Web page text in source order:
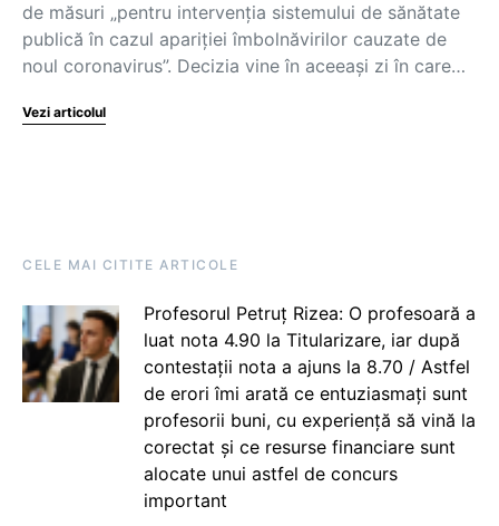
de măsuri „pentru intervenția sistemului de sănătate
publică în cazul apariției îmbolnăvirilor cauzate de
noul coronavirus”. Decizia vine în aceeași zi în care…
Vezi articolul
CELE MAI CITITE ARTICOLE
Profesorul Petruț Rizea: O profesoară a
luat nota 4.90 la Titularizare, iar după
contestații nota a ajuns la 8.70 / Astfel
de erori îmi arată ce entuziasmați sunt
profesorii buni, cu experiență să vină la
corectat și ce resurse financiare sunt
alocate unui astfel de concurs
important